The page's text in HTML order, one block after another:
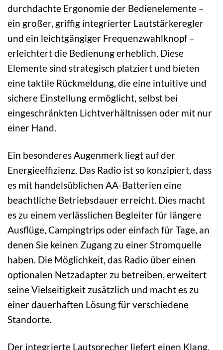
durchdachte Ergonomie der Bedienelemente –
ein großer, griffig integrierter Lautstärkeregler
und ein leichtgängiger Frequenzwahlknopf –
erleichtert die Bedienung erheblich. Diese
Elemente sind strategisch platziert und bieten
eine taktile Rückmeldung, die eine intuitive und
sichere Einstellung ermöglicht, selbst bei
eingeschränkten Lichtverhältnissen oder mit nur
einer Hand.
Ein besonderes Augenmerk liegt auf der
Energieeffizienz. Das Radio ist so konzipiert, dass
es mit handelsüblichen AA-Batterien eine
beachtliche Betriebsdauer erreicht. Dies macht
es zu einem verlässlichen Begleiter für längere
Ausflüge, Campingtrips oder einfach für Tage, an
denen Sie keinen Zugang zu einer Stromquelle
haben. Die Möglichkeit, das Radio über einen
optionalen Netzadapter zu betreiben, erweitert
seine Vielseitigkeit zusätzlich und macht es zu
einer dauerhaften Lösung für verschiedene
Standorte.
Der integrierte Lautsprecher liefert einen Klang,